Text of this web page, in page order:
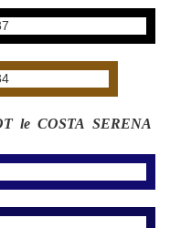
le COSTA SERENA